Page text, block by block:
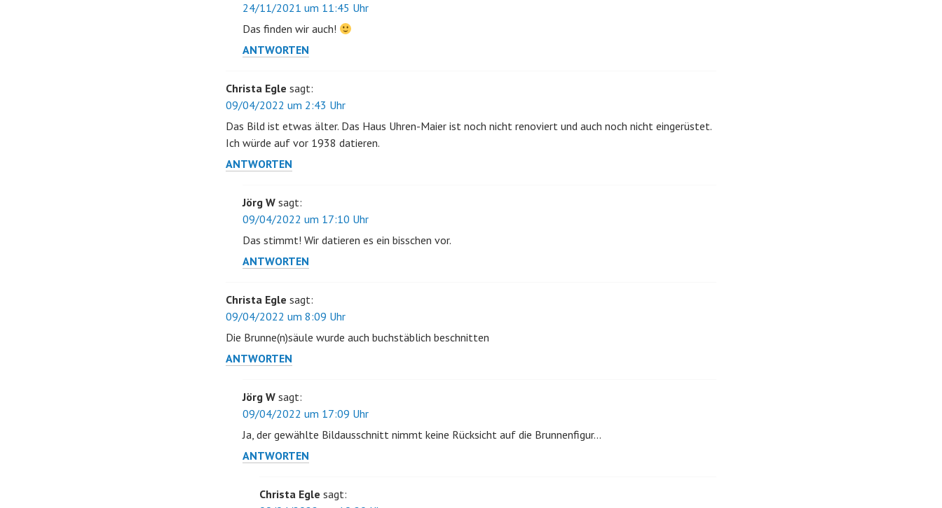
24/11/2021 um 11:45 Uhr
Das finden wir auch!
ANTWORTEN
Christa Egle sagt:
09/04/2022 um 2:43 Uhr
Das Bild ist etwas älter. Das Haus Uhren-Maier ist noch nicht renoviert und auch noch nicht eingerüstet.
Ich würde auf vor 1938 datieren.
ANTWORTEN
Jörg W sagt:
09/04/2022 um 17:10 Uhr
Das stimmt! Wir datieren es ein bisschen vor.
ANTWORTEN
Christa Egle sagt:
09/04/2022 um 8:09 Uhr
Die Brunne(n)säule wurde auch buchstäblich beschnitten
ANTWORTEN
Jörg W sagt:
09/04/2022 um 17:09 Uhr
Ja, der gewählte Bildausschnitt nimmt keine Rücksicht auf die Brunnenfigur…
ANTWORTEN
Christa Egle sagt: